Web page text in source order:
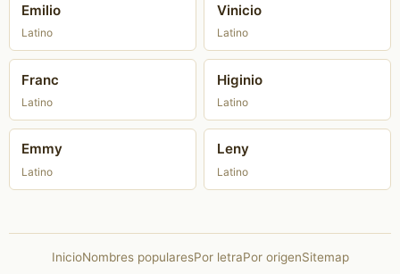
Emilio
Latino
Vinicio
Latino
Franc
Latino
Higinio
Latino
Emmy
Latino
Leny
Latino
InicioNombres popularesPor letraPor origenSitemap